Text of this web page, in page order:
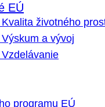
EÚ
životného
a vývoj
programu EÚ